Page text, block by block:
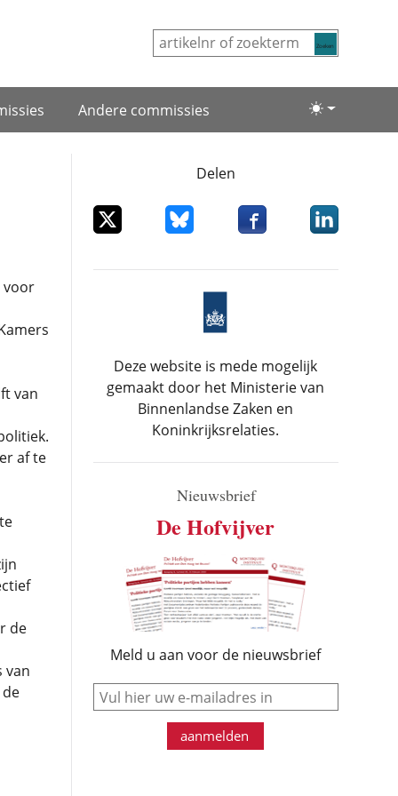
Lichte/
Andere commissies
voor
van
af te
de
van
Delen
Deel dit item op XDeel dit item op Bluesky
Deel dit item op
Deel dit
Deze website is mede mogelijk
gemaakt door het Ministerie van
Binnenlandse Zaken en
Koninkrijksrelaties.
Nieuwsbrief
De Hofvijver
Meld u aan voor de nieuwsbrief
e-mail
aanmelden